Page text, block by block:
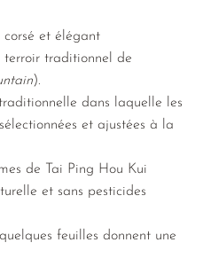
JAPON
corsé et élégant
terroir traditionnel de
).
dans laquelle les
et ajustées à la
de Tai Ping Hou Kui
et sans pesticides
feuilles donnent une